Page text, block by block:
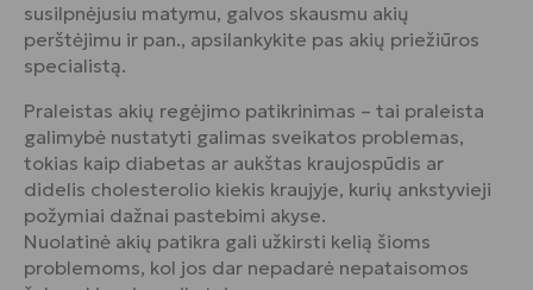
susilpnėjusiu matymu, galvos skausmu akių
perštėjimu ir pan., apsilankykite pas akių priežiūros
specialistą.
Praleistas akių regėjimo patikrinimas – tai praleista
galimybė nustatyti galimas sveikatos problemas,
tokias kaip diabetas ar aukštas kraujospūdis ar
didelis cholesterolio kiekis kraujyje, kurių ankstyvieji
požymiai dažnai pastebimi akyse.
Nuolatinė akių patikra gali užkirsti kelią šioms
problemoms, kol jos dar nepadarė nepataisomos